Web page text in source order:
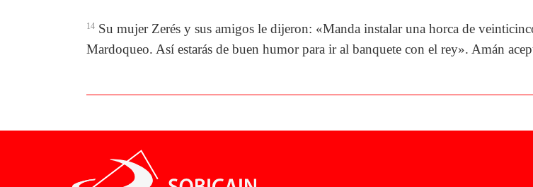
14 Su mujer Zerés y sus amigos le dijeron: «Manda instalar una horca de
Mardoqueo. Así estarás de buen humor para ir al banquete con el rey». Amán